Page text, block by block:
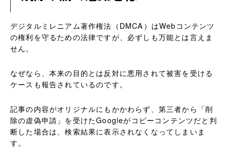
デジタルミレニアム著作権法（DMCA）はWebコンテンツ
の権利を守るための法律ですが、必ずしも万能とは言えま
せん。
なぜなら、本来の目的とは反対に悪用されて被害を受ける
ケースも報告されているのです。
記事の内容がオリジナルにもかかわらず、第三者から「削
除の虚偽申請」を受けたGoogleがコピーコンテンツだと判
断した場合は、検索結果に表示されなくなってしまいま
す。